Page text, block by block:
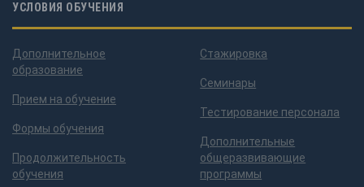
УСЛОВИЯ ОБУЧЕНИЯ
Дополнительное
образование
Прием на обучение
Формы обучения
Продолжительность
обучения
Стажировка
Семинары
Тестирование персонала
Дополнительные
общеразвивающие
программы